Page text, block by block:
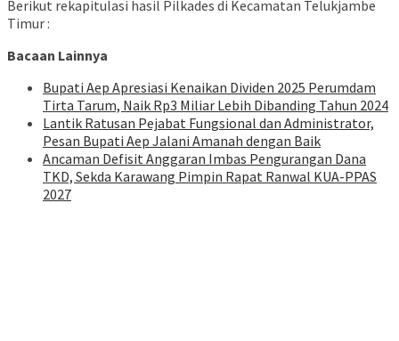
Berikut rekapitulasi hasil Pilkades di Kecamatan Telukjambe
Timur :
Bacaan Lainnya
Bupati Aep Apresiasi Kenaikan Dividen 2025 Perumdam
Tirta Tarum, Naik Rp3 Miliar Lebih Dibanding Tahun 2024
Lantik Ratusan Pejabat Fungsional dan Administrator,
Pesan Bupati Aep Jalani Amanah dengan Baik
Ancaman Defisit Anggaran Imbas Pengurangan Dana
TKD, Sekda Karawang Pimpin Rapat Ranwal KUA-PPAS
2027